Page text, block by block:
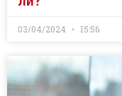
03/04/2024 15:56